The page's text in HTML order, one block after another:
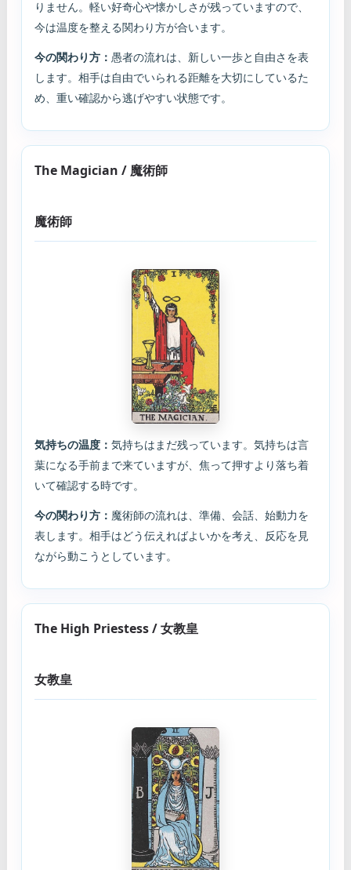
りません。軽い好奇心や懐かしさが残っていますので、
今は温度を整える関わり方が合います。
今の関わり方： 愚者の流れは、新しい一歩と自由さを表
します。相手は自由でいられる距離を大切にしているた
め、重い確認から逃げやすい状態です。
The Magician / 魔術師
魔術師
気持ちの温度： 気持ちはまだ残っています。気持ちは言
葉になる手前まで来ていますが、焦って押すより落ち着
いて確認する時です。
今の関わり方： 魔術師の流れは、準備、会話、始動力を
表します。相手はどう伝えればよいかを考え、反応を見
ながら動こうとしています。
The High Priestess / 女教皇
女教皇